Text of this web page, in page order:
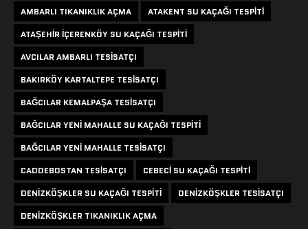
AMBARLI TIKANIKLIK AÇMA
ATAKENT SU KAÇAĞI TESPITI
ATAŞEHIR IÇERENKÖY SU KAÇAĞI TESPITI
AVCILAR AMBARLI TESISATÇI
BAKIRKÖY KARTALTEPE TESISATÇI
BAĞCILAR KEMALPAŞA TESISATÇI
BAĞCILAR YENI MAHALLE SU KAÇAĞI TESPITI
BAĞCILAR YENI MAHALLE TESISATÇI
CADDEBOSTAN TESISATÇI
CEBECI SU KAÇAĞI TESPITI
DENIZKÖŞKLER SU KAÇAĞI TESPITI
DENIZKÖŞKLER TESISATÇI
DENIZKÖŞKLER TIKANIKLIK AÇMA